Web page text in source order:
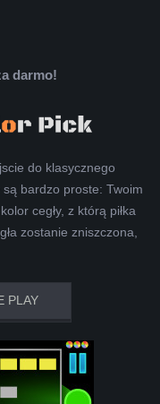
darmo!
do klasycznego
bardzo proste: Twoim
cegły, z którą piłka
zostanie zniszczona,
PLAY